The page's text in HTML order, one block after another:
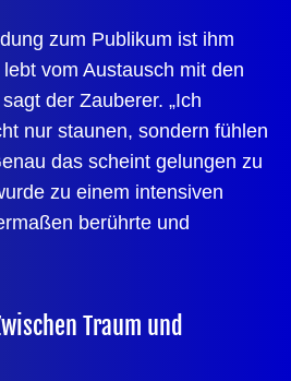
zum Publikum ist ihm
vom Austausch mit den
der Zauberer. „Ich
nur staunen, sondern fühlen
das scheint gelungen zu
zu einem intensiven
berührte und
Traum und